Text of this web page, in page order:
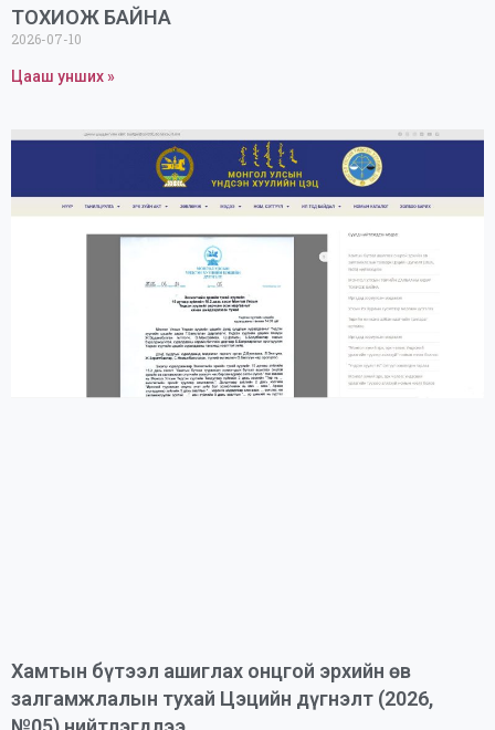
ТОХИОЖ БАЙНА
2026-07-10
Цааш унших »
Хамтын бүтээл ашиглах онцгой эрхийн өв
залгамжлалын тухай Цэцийн дүгнэлт (2026,